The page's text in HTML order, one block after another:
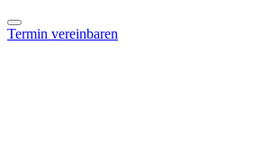
Termin vereinbaren